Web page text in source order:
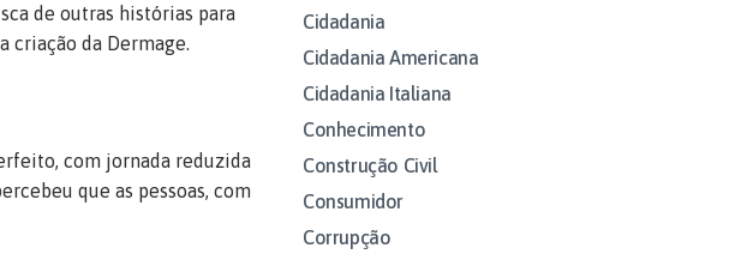
de outras histórias para
criação da Dermage.
com jornada reduzida
que as pessoas, com
Cidadania
Cidadania Americana
Cidadania Italiana
Conhecimento
Construção Civil
Consumidor
Corrupção